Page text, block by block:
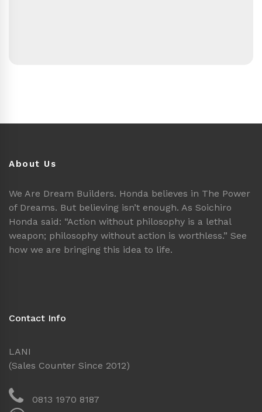
About Us
We Are Dream Builders. Honda believes in The Power
of Dreams. But believing isn’t enough. As Soichiro
Honda said: “Action without philosophy is a lethal
weapon; philosophy without action is worthless.” See
how we are bringing this idea to life.
Contact Info
LANI
(Sales Counter Since 2012)
0813 1970 8187